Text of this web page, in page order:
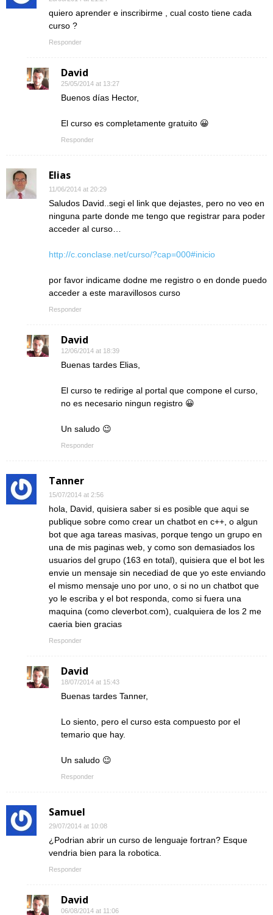
quiero aprender e inscribirme , cual costo tiene cada
curso ?
Responder
David
25/05/2014 at 13:27
Buenos días Hector,
El curso es completamente gratuito 😀
Responder
Elias
11/06/2014 at 20:29
Saludos David..segi el link que dejastes, pero no veo en
ninguna parte donde me tengo que registrar para poder
acceder al curso…
http://c.conclase.net/curso/?cap=000#inicio
por favor indicame dodne me registro o en donde puedo
acceder a este maravillosos curso
Responder
David
12/06/2014 at 18:39
Buenas tardes Elias,
El curso te redirige al portal que compone el curso,
no es necesario ningun registro 😀
Un saludo 😉
Responder
Tanner
15/07/2014 at 2:56
hola, David, quisiera saber si es posible que aqui se
publique sobre como crear un chatbot en c++, o algun
bot que aga tareas masivas, porque tengo un grupo en
una de mis paginas web, y como son demasiados los
usuarios del grupo (163 en total), quisiera que el bot les
envie un mensaje sin necediad de que yo este enviando
el mismo mensaje uno por uno, o si no un chatbot que
yo le escriba y el bot responda, como si fuera una
maquina (como cleverbot.com), cualquiera de los 2 me
caeria bien gracias
Responder
David
18/07/2014 at 15:43
Buenas tardes Tanner,
Lo siento, pero el curso esta compuesto por el
temario que hay.
Un saludo 😉
Responder
Samuel
29/07/2014 at 10:08
¿Podrian abrir un curso de lenguaje fortran? Esque
vendria bien para la robotica.
Responder
David
06/08/2014 at 11:06